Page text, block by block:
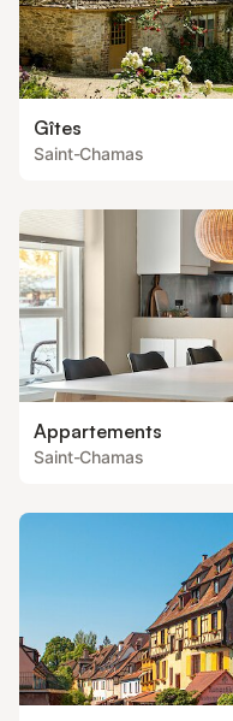
Gîtes
Saint-Chamas
Appartements
Saint-Chamas